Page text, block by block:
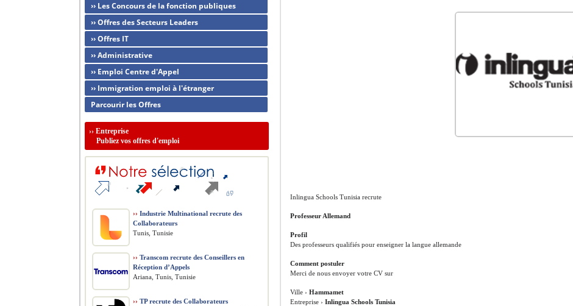
Inlingua Schools Tunisia recrute
Professeur Allemand
Profil
Des professeurs qualifiés pour enseigner la langue allemande
Comment postuler
Merci de nous envoyer votre CV sur
Ville › Hammamet
Entreprise › Inlingua Schools Tunisia
›› Les Concours de la fonction publiques
›› Offres des Secteurs Leaders
›› Offres IT
›› Administrative
›› Emploi Centre d'Appel
›› Immigration emploi à l'étranger
Parcourir les Offres
›› Entreprise
Publiez vos offres d'emploi
›› Industrie Multinational recrute des
Collaborateurs
Tunis, Tunisie
›› Transcom recrute des Conseillers en
Réception d’Appels
Ariana, Tunis, Tunisie
›› TP recrute des Collaborateurs